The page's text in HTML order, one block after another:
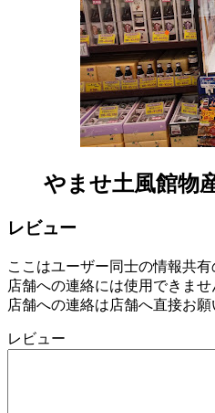
やませ土風館物
レビュー
ここはユーザー同士の情報共有
店舗への連絡には使用できませ
店舗への連絡は店舗へ直接お願
レビュー